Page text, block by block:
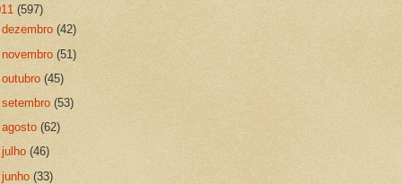
(597)
dezembro(42)
novembro(51)
outubro(45)
setembro(53)
agosto(62)
julho(46)
junho(33)